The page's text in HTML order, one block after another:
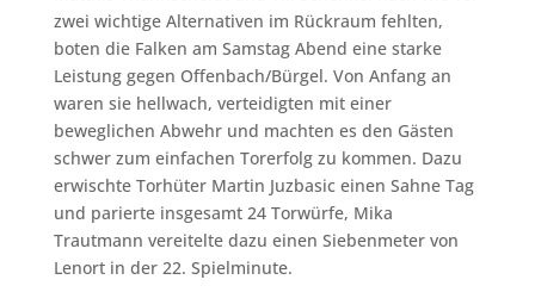
zwei wichtige Alternativen im Rückraum fehlten,
boten die Falken am Samstag Abend eine starke
Leistung gegen Offenbach/Bürgel. Von Anfang an
waren sie hellwach, verteidigten mit einer
beweglichen Abwehr und machten es den Gästen
schwer zum einfachen Torerfolg zu kommen. Dazu
erwischte Torhüter Martin Juzbasic einen Sahne Tag
und parierte insgesamt 24 Torwürfe, Mika
Trautmann vereitelte dazu einen Siebenmeter von
Lenort in der 22. Spielminute.